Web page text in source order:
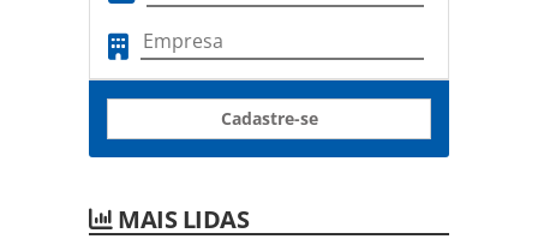
Cadastre-se
MAIS LIDAS